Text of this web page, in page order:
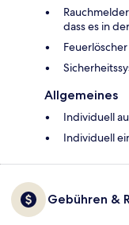
dass es in
Feuerlöscher
Allgemeines
Individuell
Individuell
Gebühren &